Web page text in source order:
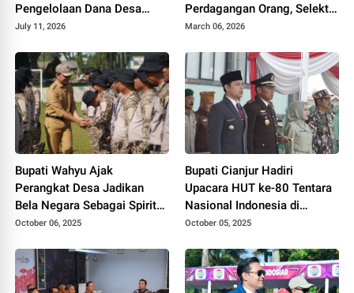
Pengelolaan Dana Desa
dalam Sosialisasi BPK RI
July 11, 2026
Perdagangan Orang, Selektif
Terima Tawaran Kerja
March 06, 2026
Bupati Wahyu Ajak
Perangkat Desa Jadikan
Bela Negara Sebagai Spirit
Pengabdian
October 06, 2025
Bupati Cianjur Hadiri
Upacara HUT ke-80 Tentara
Nasional Indonesia di
Makodim Cianjur
October 05, 2025